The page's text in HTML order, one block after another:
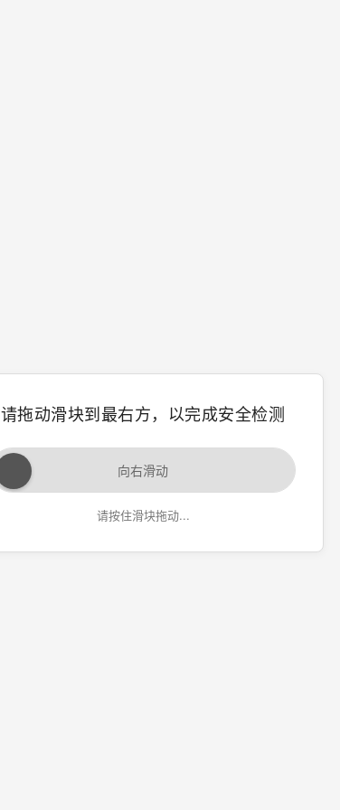
请拖动滑块到最右方，以完成安全检测
向右滑动
请按住滑块拖动...